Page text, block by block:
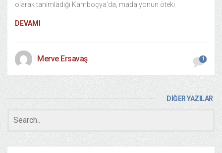
olarak tanımladığı Kamboçya’da, madalyonun öteki
DEVAMI
Merve Ersavaş 1
DİĞER YAZILAR